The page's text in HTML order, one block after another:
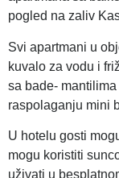
pogled na zaliv
Svi apartmani u
kuvalo za vodu i
sa bade-
raspolaganju mini
U hotelu gosti
mogu koristiti
uživati u